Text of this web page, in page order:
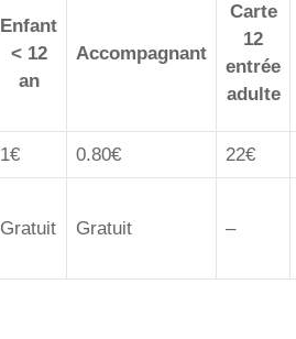
Enfant
< 12
an
Accompagnant
Carte
12
entrée
adulte
1€ 0.80€ 22€
Gratuit Gratuit –